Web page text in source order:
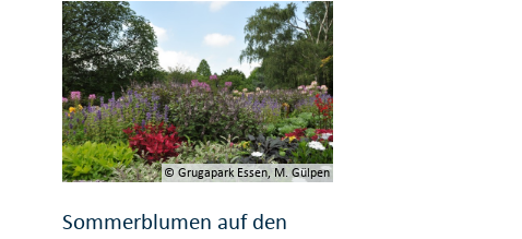
© Grugapark Essen, M. Gülpen
Sommerblumen auf den